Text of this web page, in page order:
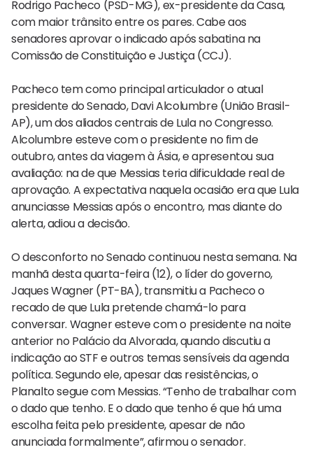
Rodrigo Pacheco (PSD-MG), ex-presidente da Casa,
com maior trânsito entre os pares. Cabe aos
senadores aprovar o indicado após sabatina na
Comissão de Constituição e Justiça (CCJ).
Pacheco tem como principal articulador o atual
presidente do Senado, Davi Alcolumbre (União Brasil-
AP), um dos aliados centrais de Lula no Congresso.
Alcolumbre esteve com o presidente no fim de
outubro, antes da viagem à Ásia, e apresentou sua
avaliação: na de que Messias teria dificuldade real de
aprovação. A expectativa naquela ocasião era que Lula
anunciasse Messias após o encontro, mas diante do
alerta, adiou a decisão.
O desconforto no Senado continuou nesta semana. Na
manhã desta quarta-feira (12), o líder do governo,
Jaques Wagner (PT-BA), transmitiu a Pacheco o
recado de que Lula pretende chamá-lo para
conversar. Wagner esteve com o presidente na noite
anterior no Palácio da Alvorada, quando discutiu a
indicação ao STF e outros temas sensíveis da agenda
política. Segundo ele, apesar das resistências, o
Planalto segue com Messias. “Tenho de trabalhar com
o dado que tenho. E o dado que tenho é que há uma
escolha feita pelo presidente, apesar de não
anunciada formalmente”, afirmou o senador.